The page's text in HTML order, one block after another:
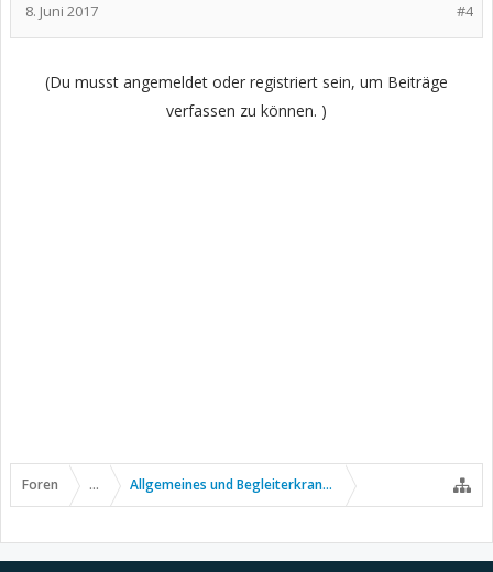
#4
8. Juni 2017
(Du musst angemeldet oder registriert sein, um Beiträge
verfassen zu können. )
Foren ... Allgemeines und Begleiterkrankungen